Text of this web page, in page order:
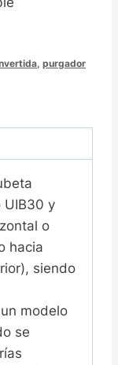
, purgador
UIB30 y
o
hacia
siendo
modelo
se